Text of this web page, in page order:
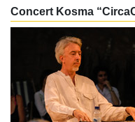
Concert Kosma